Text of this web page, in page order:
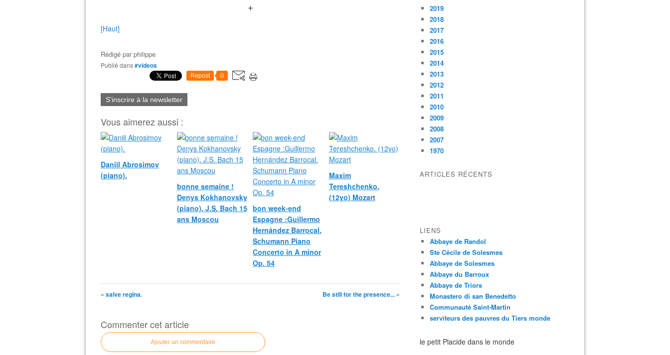
+
[Haut]
Rédigé parphilippe
Publié dans#videos
Repost 0
S'inscrire à la newsletter
Vous aimerez aussi :
Daniil Abrosimov
(piano).
bonne semaine !
Denys Kokhanovsky
(piano). J.S. Bach 15
ans Moscou
bon week-end
Espagne :Guillermo
Hernández Barrocal.
Schumann Piano
Concerto in A minor
Op. 54
Maxim
Tereshchenko.
(12yo) Mozart
« salve regina. Be still for the presence... »
Commenter cet article
Ajouter un commentaire
2019
2018
2017
2016
2015
2014
2013
2012
2011
2010
2009
2008
2007
1970
ARTICLES RÉCENTS
LIENS
Abbaye de Randol
Ste Cécile de Solesmes
Abbaye de Solesmes
Abbaye du Barroux
Abbaye de Triors
Monastero di san Benedetto
Communauté Saint-Martin
serviteurs des pauvres du Tiers monde
le petit Placide dans le monde